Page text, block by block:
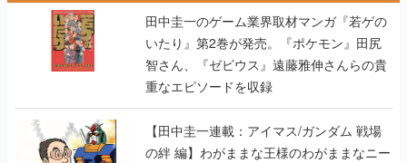
田中圭一のゲーム業界取材マンガ『若ゲの
いたり』第2巻が発売。『ポケモン』田尻
智さん、『ゼビウス』遠藤雅伸さんらの貴
重なエピソードを収録
【田中圭一連載：アイマス/ガンダム 戦場
の絆 編】わがままな王様のわがままなニー